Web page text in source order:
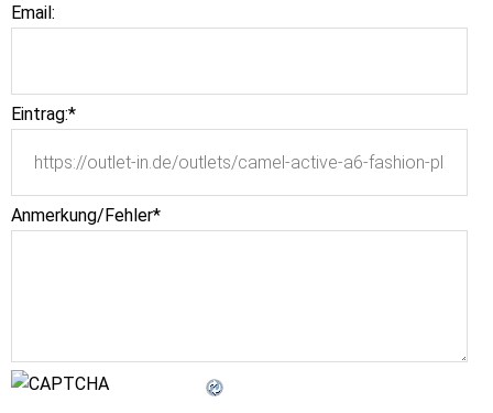
Email:
Eintrag:*
Anmerkung/Fehler*